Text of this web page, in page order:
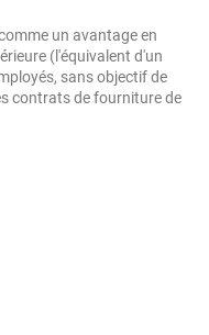
un avantage en
(l'équivalent d'un
sans objectif de
contrats de fourniture de